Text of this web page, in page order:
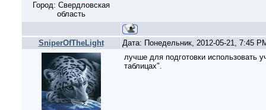
Город: Свердловская
область
SniperOfTheLight Дата: Понедельник, 2012-05-21, 7:45
лучше для подготовки использовать
таблицах".